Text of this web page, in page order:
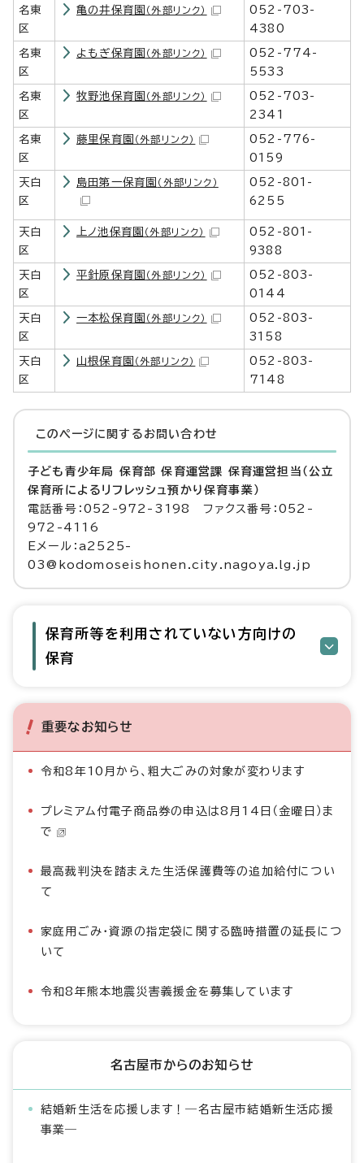
名東
区
亀の井保育園 （外部リンク）
052-703-
4380
名東
区
よもぎ保育園 （外部リンク）
052-774-
5533
名東
区
牧野池保育園 （外部リンク）
052-703-
2341
名東
区
藤里保育園 （外部リンク）
052-776-
0159
天白
区
島田第一保育園 （外部リンク）
052-801-
6255
天白
区
上ノ池保育園 （外部リンク）
052-801-
9388
天白
区
平針原保育園 （外部リンク）
052-803-
0144
天白
区
一本松保育園 （外部リンク）
052-803-
3158
天白
区
山根保育園 （外部リンク）
052-803-
7148
このページに関する お問い合わせ
子ども青少年局 保育部 保育運営課 保育運営担当（公立
保育所によるリフレッシュ預かり保育事業）
電話番号：052-972-3198 ファクス番号：052-
972-4116
Eメール：a2525-
03@kodomoseishonen.city.nagoya.lg.jp
保育所等を利用されていない方向けの
保育
重要なお知らせ
令和8年10月から、粗大ごみの対象が変わります
プレミアム付電子商品券の申込は8月14日（金曜日）ま
で
最高裁判決を踏まえた生活保護費等の追加給付につい
て
家庭用ごみ・資源の指定袋に関する臨時措置の延長につ
いて
令和8年熊本地震災害義援金を募集しています
名古屋市からのお知らせ
結婚新生活を応援します！―名古屋市結婚新生活応援
事業―